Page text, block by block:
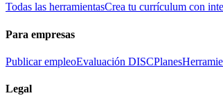
Todas las herramientasCrea tu currículum con
Para empresas
Publicar empleoEvaluación DISCPlanes
Legal